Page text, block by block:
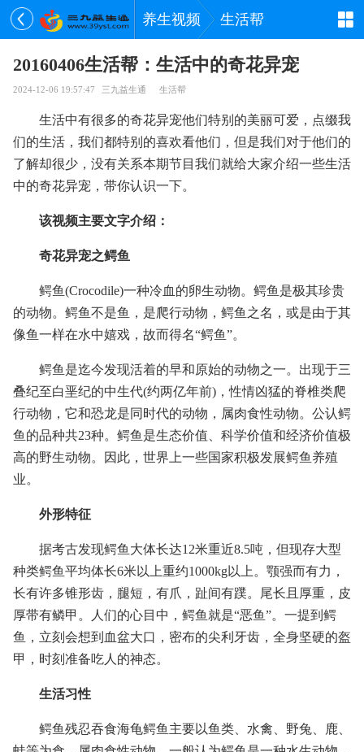
养生视频 生活帮
20160406生活帮：生活中的奇花异宠
2024-12-06 19:57:47 三九益生通 生活帮
生活中有很多的奇花异宠他们特别的美丽可爱，点缀我
们的生活，我们都特别的喜欢看他们，但是我们对于他们的
了解却很少，没有关系本期节目我们就给大家介绍一些生活
中的奇花异宠，带你认识一下。
该视频主要文字介绍：
奇花异宠之鳄鱼
鳄鱼(Crocodile)一种冷血的卵生动物。鳄鱼是极其珍贵
的动物。鳄鱼不是鱼，是爬行动物，鳄鱼之名，或是由于其
像鱼一样在水中嬉戏，故而得名“鳄鱼”。
鳄鱼是迄今发现活着的早和原始的动物之一。出现于三
叠纪至白垩纪的中生代(约两亿年前)，性情凶猛的脊椎类爬
行动物，它和恐龙是同时代的动物，属肉食性动物。公认鳄
鱼的品种共23种。鳄鱼是生态价值、科学价值和经济价值极
高的野生动物。因此，世界上一些国家积极发展鳄鱼养殖
业。
外形特征
据考古发现鳄鱼大体长达12米重近8.5吨，但现存大型
种类鳄鱼平均体长6米以上重约1000kg以上。颚强而有力，
长有许多锥形齿，腿短，有爪，趾间有蹼。尾长且厚重，皮
厚带有鳞甲。人们的心目中，鳄鱼就是“恶鱼”。一提到鳄
鱼，立刻会想到血盆大口，密布的尖利牙齿，全身坚硬的盔
甲，时刻准备吃人的神态。
生活习性
鳄鱼残忍吞食海龟鳄鱼主要以鱼类、水禽、野兔、鹿、